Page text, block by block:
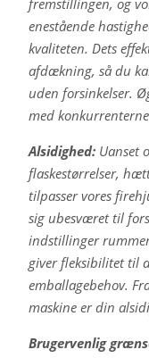
fremstillingen, og
enestående
kvaliteten. Dets
afdækning, så du
uden forsinkelser.
med
Alsidighed:Uanset
flaskestørrelser,
tilpasser vores
sig ubesværet til
indstillinger
giver fleksibilitet til
emballagebehov.
maskine er din
Brugervenlig